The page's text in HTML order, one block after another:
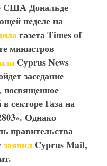
США Дональде
неделе на
газета Timesof
министров
CyprusNews
заседание
посвященное
секторе Газа на
Однако
правительства
заявил CyprusMail,